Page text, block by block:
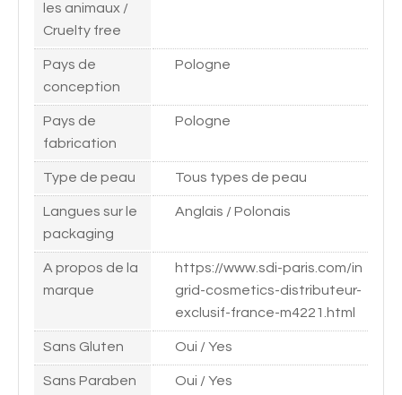
les animaux /
Cruelty free
Pays de
conception
Pologne
Pays de
fabrication
Pologne
Type de peau Tous types de peau
Langues sur le
packaging
Anglais / Polonais
A propos de la
marque
https://www.sdi-paris.com/in
grid-cosmetics-distributeur-
exclusif-france-m4221.html
Sans Gluten Oui / Yes
Sans Paraben
Oui / Yes